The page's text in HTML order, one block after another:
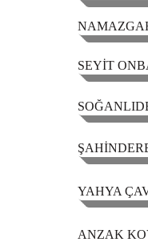
SEYİT
YAHYA
ANZAK